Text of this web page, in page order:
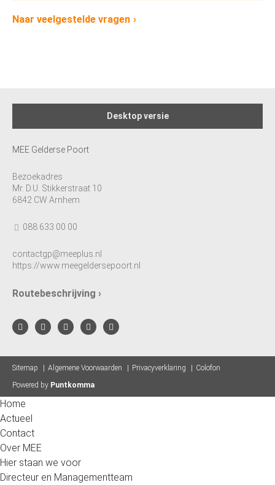
Naar veelgestelde vragen
Desktop versie
MEE Gelderse Poort
Bezoekadres
Mr. D.U. Stikkerstraat 10
6842 CW Arnhem
088 633 00 00
contactgp@meeplus.nl
https://www.meegeldersepoort.nl
Routebeschrijving ›
Sitemap Algemene Voorwaarden Privacyverklaring
Colofon
Powered by Puntkomma
Home
Actueel
Contact
Over MEE
Hier staan we voor
Directeur en Managementteam